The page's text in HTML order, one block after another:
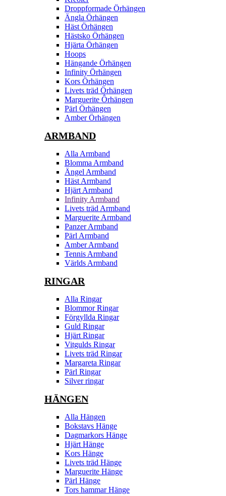
Droppformade Örhängen
Ängla Örhängen
Häst Örhängen
Hästsko Örhängen
Hjärta Örhängen
Hoops
Hängande Örhängen
Infinity Örhängen
Kors Örhängen
Livets träd Örhängen
Marguerite Ôrhängen
Pärl Örhängen
Amber Örhängen
ARMBAND
Alla Armband
Blomma Armband
Ängel Armband
Häst Armband
Hjärt Armband
Infinity Armband
Livets träd Armband
Marguerite Armband
Panzer Armband
Pärl Armband
Amber Armband
Tennis Armband
Världs Armband
RINGAR
Alla Ringar
Blommor Ringar
Förgyllda Ringar
Guld Ringar
Hjärt Ringar
Vitgulds Ringar
Livets träd Ringar
Margareta Ringar
Pärl Ringar
Silver ringar
HÄNGEN
Alla Hängen
Bokstavs Hänge
Dagmarkors Hänge
Hjärt Hänge
Kors Hänge
Livets träd Hänge
Marguerite Hänge
Pärl Hänge
Tors hammar Hänge